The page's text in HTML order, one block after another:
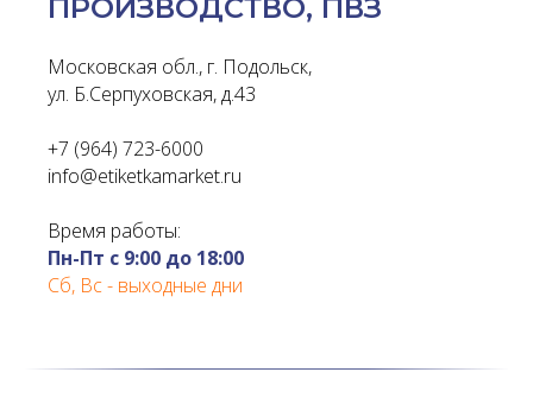
ПРОИЗВОДСТВО, ПВЗ
Московская обл., г. Подольск,
ул. Б.Серпуховская, д.43
+7 (964) 723-6000
info@etiketkamarket.ru
Время работы:
Пн-Пт с 9:00 до 18:00
Сб, Вс - выходные дни